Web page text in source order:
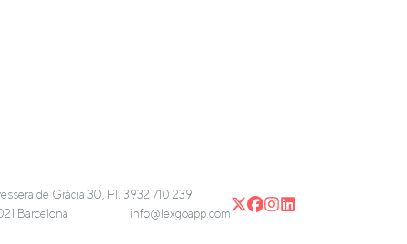
de Gràcia 30, Pl. 3
Barcelona
932 710 239
info@lexgoapp.com